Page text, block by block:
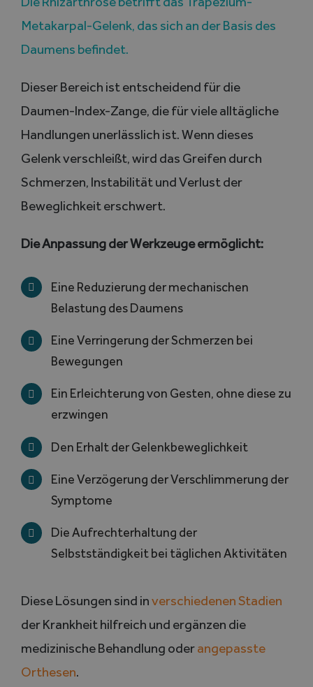
Metakarpal-Gelenk, das sich an der Basis des
Daumens befindet.
Dieser Bereich ist entscheidend für die
Daumen-Index-Zange, die für viele alltägliche
Handlungen unerlässlich ist. Wenn dieses
Gelenk verschleißt, wird das Greifen durch
Schmerzen, Instabilität und Verlust der
Beweglichkeit erschwert.
Die Anpassung der Werkzeuge ermöglicht:
Eine Reduzierung der mechanischen
Belastung des Daumens
Eine Verringerung der Schmerzen bei
Bewegungen
Ein Erleichterung von Gesten, ohne diese zu
erzwingen
Den Erhalt der Gelenkbeweglichkeit
Eine Verzögerung der Verschlimmerung der
Symptome
Die Aufrechterhaltung der
Selbstständigkeit bei täglichen Aktivitäten
Diese Lösungen sind inverschiedenen Stadien
der Krankheit hilfreich und ergänzen die
medizinische Behandlung oderangepasste
Orthesen.